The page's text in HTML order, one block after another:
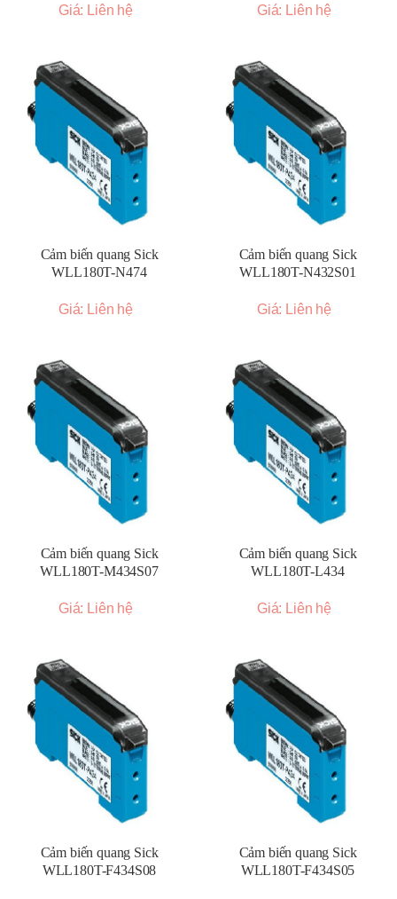
Giá: Liên hệ Giá: Liên hệ
Cảm biến quang Sick
WLL180T-N474
Giá: Liên hệ
Cảm biến quang Sick
WLL180T-N432S01
Giá: Liên hệ
Cảm biến quang Sick
WLL180T-M434S07
Giá: Liên hệ
Cảm biến quang Sick
WLL180T-L434
Giá: Liên hệ
Cảm biến quang Sick
WLL180T-F434S08
Cảm biến quang Sick
WLL180T-F434S05